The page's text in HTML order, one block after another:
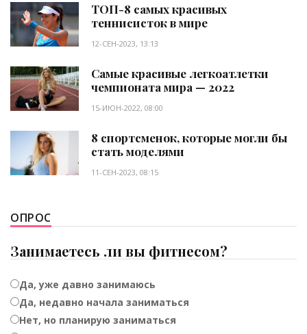
ТОП-8 самых красивых
теннисисток в мире
12-СЕН-2023, 13:13
Самые красивые легкоатлетки
чемпионата мира — 2022
15-ИЮН-2022, 08:00
8 спортсменок, которые могли бы
стать моделями
11-СЕН-2023, 08:15
ОПРОС
Занимаетесь ли вы фитнесом?
Да, уже давно занимаюсь
Да, недавно начала заниматься
Нет, но планирую заниматься